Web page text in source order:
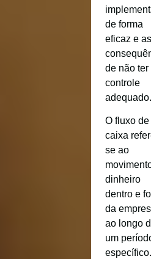
de forma
eficaz e as
de não ter
controle
adequado.
O fluxo de
caixa
se ao
dinheiro
dentro e
da
ao longo
um
específico.